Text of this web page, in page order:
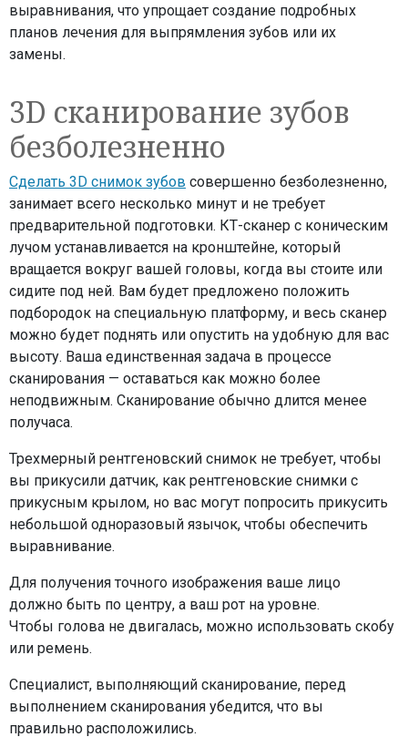
выравнивания, что упрощает создание подробных
планов лечения для выпрямления зубов или их
замены.
3D сканирование зубов
безболезненно
Сделать 3D снимок зубов совершенно безболезненно,
занимает всего несколько минут и не требует
предварительной подготовки. КТ-сканер с коническим
лучом устанавливается на кронштейне, который
вращается вокруг вашей головы, когда вы стоите или
сидите под ней. Вам будет предложено положить
подбородок на специальную платформу, и весь сканер
можно будет поднять или опустить на удобную для вас
высоту. Ваша единственная задача в процессе
сканирования — оставаться как можно более
неподвижным. Сканирование обычно длится менее
получаса.
Трехмерный рентгеновский снимок не требует, чтобы
вы прикусили датчик, как рентгеновские снимки с
прикусным крылом, но вас могут попросить прикусить
небольшой одноразовый язычок, чтобы обеспечить
выравнивание.
Для получения точного изображения ваше лицо
должно быть по центру, а ваш рот на уровне.
Чтобы голова не двигалась, можно использовать скобу
или ремень.
Специалист, выполняющий сканирование, перед
выполнением сканирования убедится, что вы
правильно расположились.